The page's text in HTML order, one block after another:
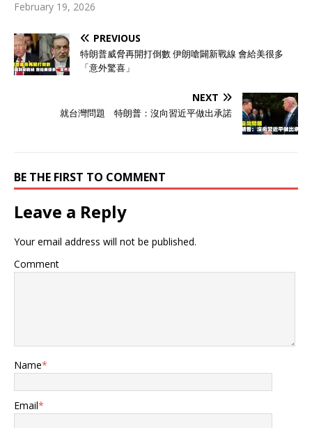
February 19, 2026
PREVIOUS
特朗普威脅再開打倒數 伊朗嗆闢新戰線 會給美很多
「意外驚喜」
NEXT
就台灣問題 特朗普：沒向習近平做出承諾
BE THE FIRST TO COMMENT
Leave a Reply
Your email address will not be published.
Comment
Name*
Email*